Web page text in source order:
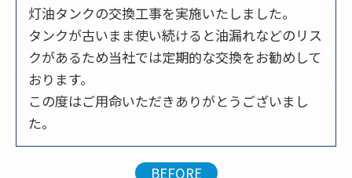
灯油タンクの交換工事を実施いたしました。
タンクが古いまま使い続けると油漏れなどのリス
クがあるため当社では定期的な交換をお勧めして
おります。
この度はご用命いただきありがとうございまし
た。
BEFORE